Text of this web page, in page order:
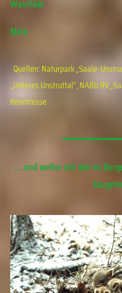
Waschbär
Mink
Quellen: Naturpark „Saale-
„Unteres Unstruttal“, NABU RV
Kenntnisse
…. und weiter mit den im